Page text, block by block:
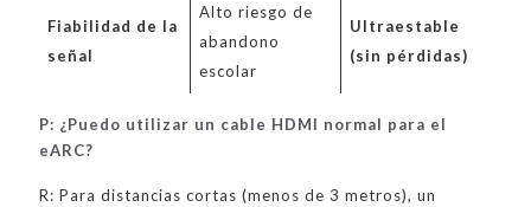
Fiabilidad de la
señal
Alto riesgo de
abandono
escolar
Ultraestable
(sin pérdidas)
P: ¿Puedo utilizar un cable HDMI normal para el
eARC?
R: Para distancias cortas (menos de 3 metros), un